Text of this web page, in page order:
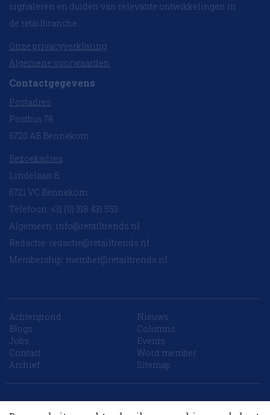
signaleren en duiden van relevante ontwikkelingen in
de retailbranche.
Onze privacyverklaring
Algemene voorwaarden
Contactgegevens
Postadres
Postbus 78
6720 AB Bennekom
Bezoekadres
Lindelaan 8
6721 VC Bennekom
Telefoon: +31 (0) 318 431 553
Algemeen: info@retailtrends.nl
Redactie: redactie@retailtrends.nl
Membership: member@retailtrends.nl
Achtergrond
Nieuws
Blogs
Columns
Jobs
Events
Contact
Word member
Archief
Sitemap